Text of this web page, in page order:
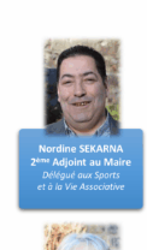
dès l’âge
en
de